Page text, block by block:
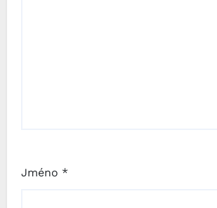
Jméno *